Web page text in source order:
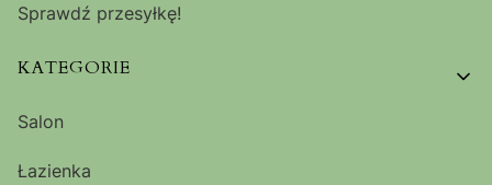
Sprawdź przesyłkę!
KATEGORIE
Salon
Łazienka